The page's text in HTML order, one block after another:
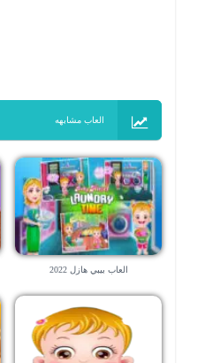
العاب مشابهه
العاب بيبي هازل 2022